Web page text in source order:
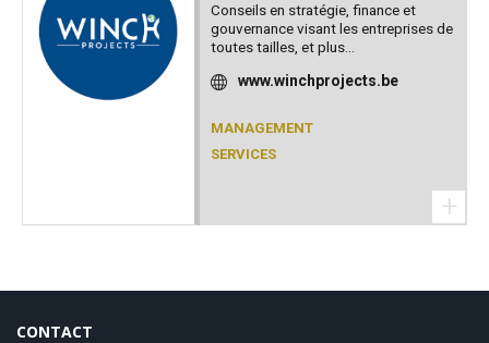
Conseils en stratégie, finance et
gouvernance visant les entreprises de
toutes tailles, et plus...
www.winchprojects.be
MANAGEMENT
SERVICES
+
CONTACT